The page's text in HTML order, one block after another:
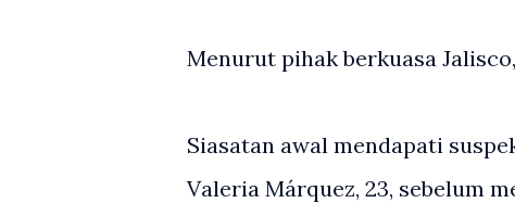
Menurut pihak berkuasa
Siasatan awal mendapati
Valeria Márquez, 23, sebelum